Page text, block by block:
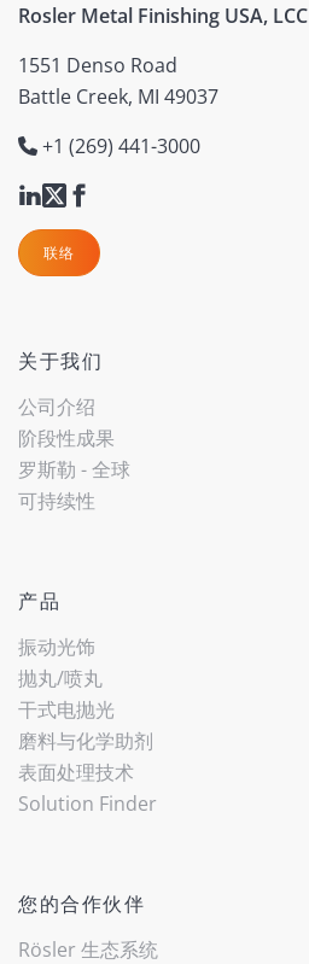
Rosler Metal Finishing USA, LCC
1551 Denso Road
Battle Creek, MI 49037
+1 (269) 441-3000
联络
关于我们
公司介绍
阶段性成果
罗斯勒 - 全球
可持续性
产品
振动光饰
抛丸/喷丸
干式电抛光
磨料与化学助剂
表面处理技术
Solution Finder
您的合作伙伴
Rösler 生态系统